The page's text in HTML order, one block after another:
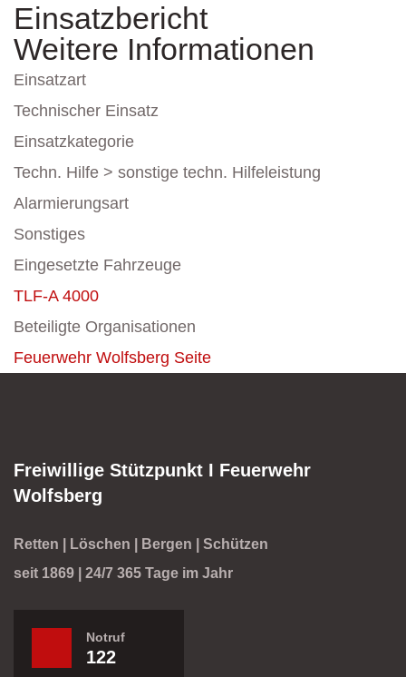
Einsatzbericht
Weitere Informationen
Einsatzart
Technischer Einsatz
Einsatzkategorie
Techn. Hilfe > sonstige techn. Hilfeleistung
Alarmierungsart
Sonstiges
Eingesetzte Fahrzeuge
TLF-A 4000
Beteiligte Organisationen
Feuerwehr Wolfsberg Seite
Freiwillige Stützpunkt I Feuerwehr
Wolfsberg
Retten | Löschen | Bergen | Schützen
seit 1869 | 24/7 365 Tage im Jahr
Notruf
122